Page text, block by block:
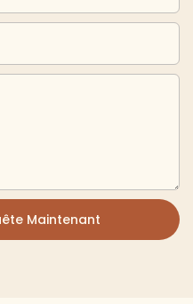
Maintenant